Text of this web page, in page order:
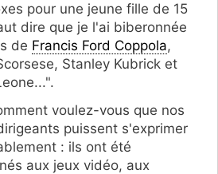
pour une jeune fille de 15
dire que je l'ai biberonnée
de Francis Ford Coppola,
Stanley Kubrick et
voulez-vous que nos
puissent s'exprimer
: ils ont été
aux jeux vidéo, aux